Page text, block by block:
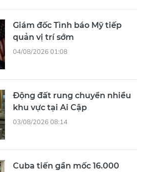
Giám đốc Tình báo Mỹ tiếp
quản vị trí sớm
04/08/2026 01:08
Động đất rung chuyển nhiều
khu vực tại Ai Cập
03/08/2026 08:14
Cuba tiến gần mốc 16.000